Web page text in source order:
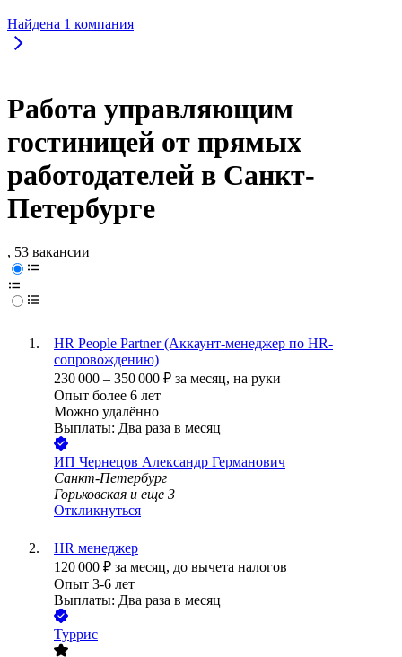
Найдена 1 компания
Работа управляющим
гостиницей от прямых
работодателей в Санкт-
Петербурге
, 53 вакансии
HR People Partner (Аккаунт-менеджер по HR-
сопровождению)
230 000 – 350 000 ₽ за месяц, на руки
Опыт более 6 лет
Можно удалённо
Выплаты: Два раза в месяц
ИП Чернецов Александр Германович
Санкт-Петербург
Горьковская и еще 3
Откликнуться
HR менеджер
120 000 ₽ за месяц, до вычета налогов
Опыт 3-6 лет
Выплаты: Два раза в месяц
Туррис